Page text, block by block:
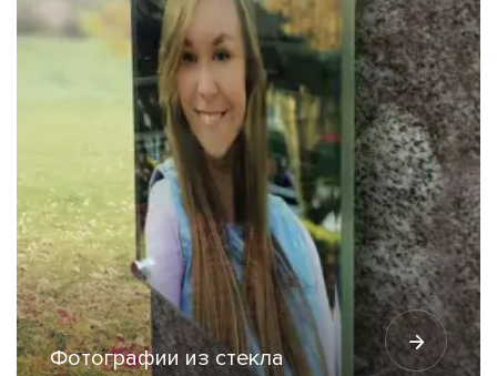
Фотографии из стекла